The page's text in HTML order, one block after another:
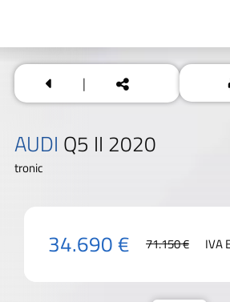
|
AUDI Q5 II 2020
tronic
34.690 € 71.150 € IVA